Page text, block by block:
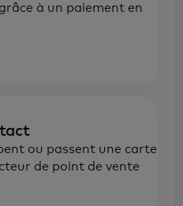
à un paiement en
ou passent une carte
de point de vente